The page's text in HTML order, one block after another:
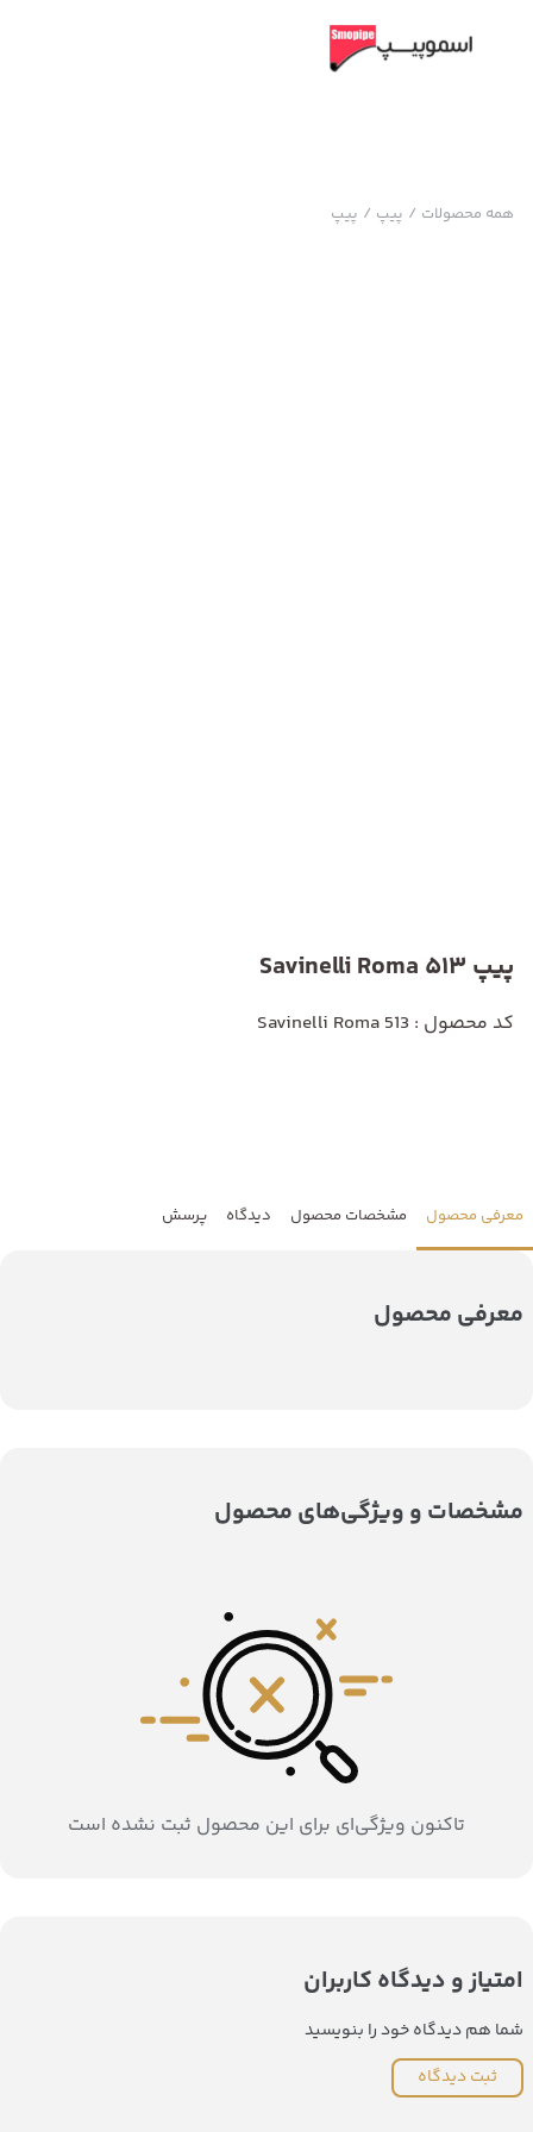
همه محصولات / پیپ / پیپ
پیپ Savinelli Roma 513
کد محصول : Savinelli Roma 513
معرفی محصول مشخصات محصول دیدگاه پرسش
معرفی محصول
مشخصات و ویژگی‌های محصول
تاکنون ویژگی‌ای برای این محصول ثبت نشده است
امتیاز و دیدگاه کاربران
شما هم دیدگاه خود را بنویسید
ثبت دیدگاه